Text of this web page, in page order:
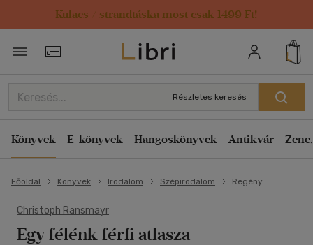
Kulacs / strandtáska most csak 1499 Ft!
Törzsvásárlói Kártya adatai
Részletes keresés
Könyvek E-könyvek Hangoskönyvek Antikvár
Főoldal Könyvek Irodalom Szépirodalom Regény
Christoph Ransmayr
Egy félénk férfi atlasza